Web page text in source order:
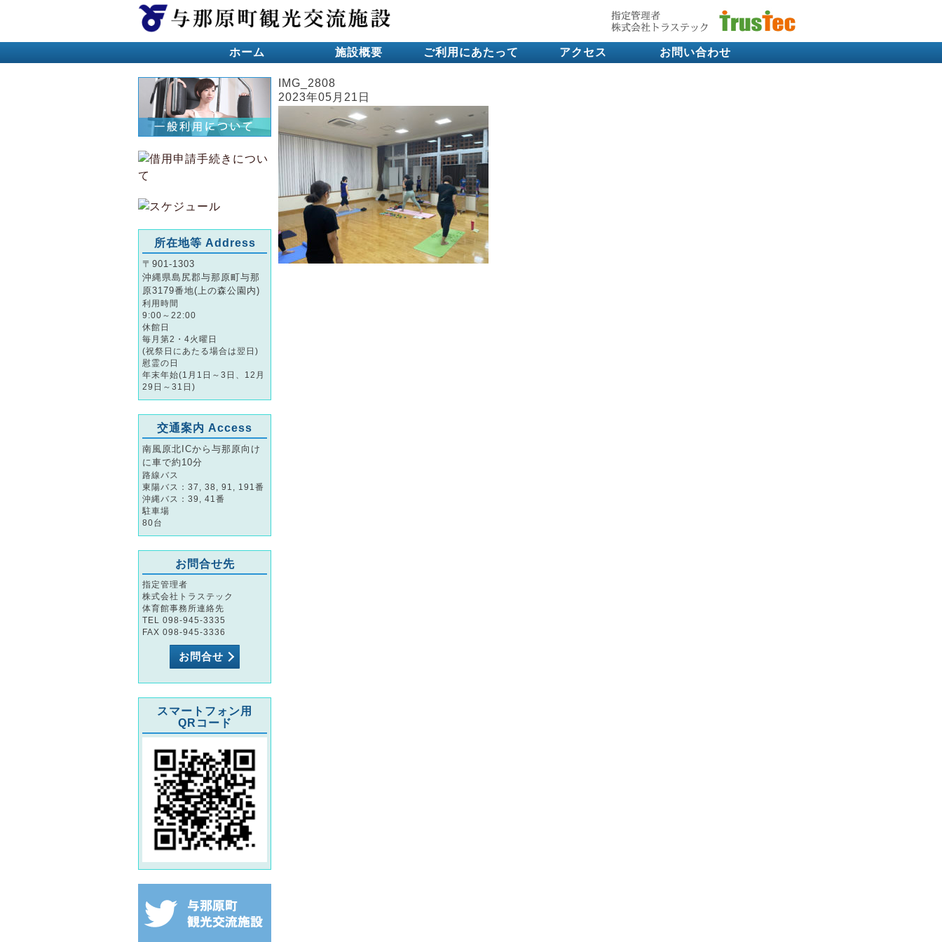
ホーム 施設概要 ご利用にあたって アクセス お問い合わせ
IMG_2808
2023年05月21日
所在地等 Address
〒901-1303
沖縄県島尻郡与那原町与那
原3179番地(上の森公園内)
利用時間
9:00～22:00
休館日
毎月第2・4火曜日
(祝祭日にあたる場合は翌日)
慰霊の日
年末年始(1月1日～3日、12月
29日～31日)
交通案内 Access
南風原北ICから与那原向け
に車で約10分
路線バス
東陽バス：37, 38, 91, 191番
沖縄バス：39, 41番
駐車場
80台
お問合せ先
指定管理者
株式会社トラステック
体育館事務所連絡先
TEL 098-945-3335
FAX 098-945-3336
お問合せ
スマートフォン用
QRコード